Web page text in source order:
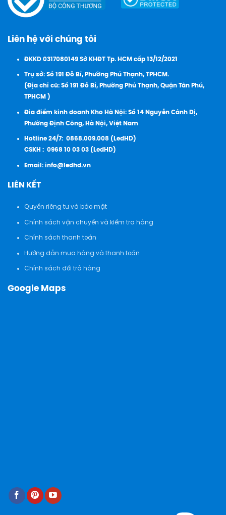
Liên hệ với chúng tôi
ĐKKD 0317080149 Sở KHĐT Tp. HCM cấp 13/12/2021
Trụ sở: Số 191 Đỗ Bí, Phường Phú Thạnh, TPHCM.
(Địa chỉ cũ: Số 191 Đỗ Bí, Phường Phú Thạnh, Quận Tân Phú,
TPHCM )
Đia điểm kinh doanh Kho Hà Nội: Số 14 Nguyễn Cảnh Dị,
Phường Định Công, Hà Nội, Việt Nam
Hotline 24/7: 0868.009.008 (LedHD)
CSKH : 0968 10 03 03 (LedHD)
Email:info@ledhd.vn
LIÊN KẾT
Quyền riêng tư và bảo mật
Chính sách vận chuyển và kiểm tra hàng
Chính sách thanh toán
Hướng dẫn mua hàng và thanh toán
Chính sách đổi trả hàng
Google Maps